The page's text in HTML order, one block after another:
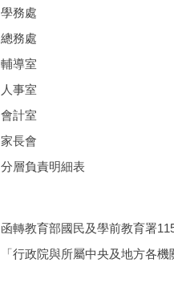
學務處
總務處
輔導室
人事室
會計室
家長會
分層負責明細表
函轉教育部國民及學前教育署
「行政院與所屬中央及地方各